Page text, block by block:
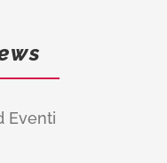
Eventi